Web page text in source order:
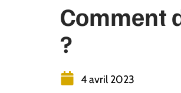
Comment
?
4 avril 2023